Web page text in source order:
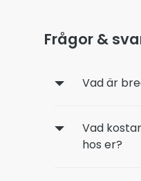
Frågor &
Vad är
Vad
hos er?